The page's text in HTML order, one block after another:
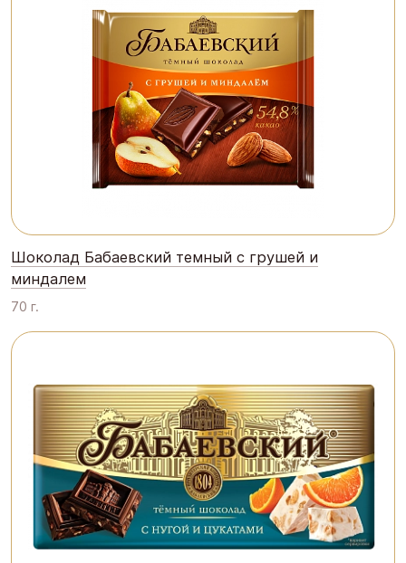
Шоколад Бабаевский темный с грушей и
миндалем
70 г.